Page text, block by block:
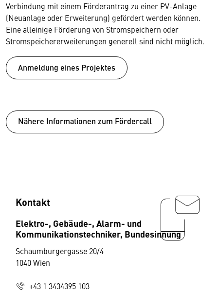
Verbindung mit einem Förderantrag zu einer PV-Anlage
(Neuanlage oder Erweiterung) gefördert werden können.
Eine alleinige Förderung von Stromspeichern oder
Stromspeichererweiterungen generell sind nicht möglich.
Anmeldung eines Projektes
Nähere Informationen zum Fördercall
Kontakt
Elektro-, Gebäude-, Alarm- und
Kommunikationstechniker, Bundesinnung
Schaumburgergasse 20/4
1040 Wien
+43 1 3434395 103